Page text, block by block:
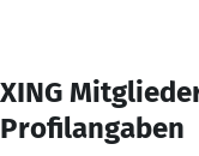
XING
Profilangaben